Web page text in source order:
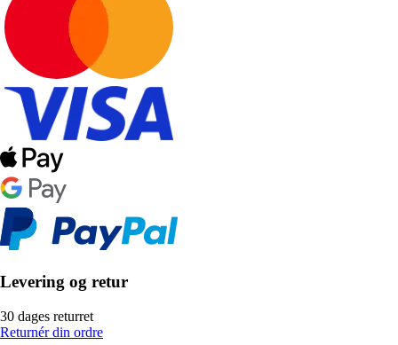
Levering og retur
30 dages returret
Returnér din ordre